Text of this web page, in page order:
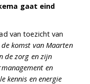
gaat eind
van toezicht van
komst van Maarten
de zorg en zijn
en
kennis en energie